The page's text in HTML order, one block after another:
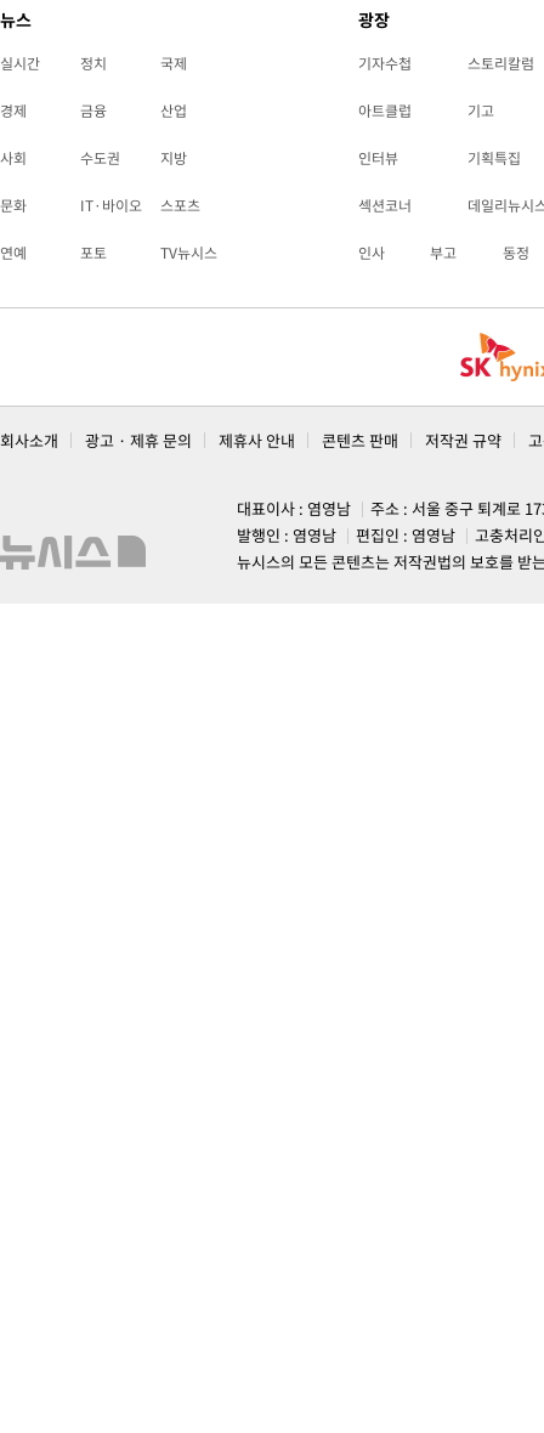
뉴스
실시간 정치 국제
경제 금융 산업
사회 수도권 지방
문화 IT·바이오 스포츠
연예 포토 TV뉴시스
광장
기자수첩 스토리칼럼
아트클럽 기고
인터뷰 기획특집
섹션코너 데일리뉴시
인사 부고 동정
회사소개 광고 · 제휴 문의 제휴사 안내 콘텐츠 판매 저작권 규약
대표이사 : 염영남
주소 : 서울 중구 퇴계로
발행인 : 염영남
편집인 : 염영남
고충처리
뉴시스의 모든 콘텐츠는 저작권법의 보호를